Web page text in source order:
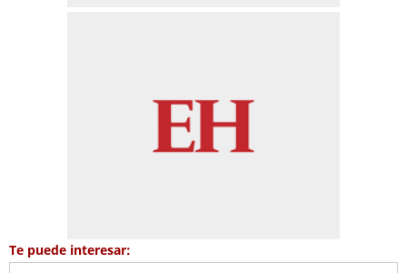
Te puede interesar: